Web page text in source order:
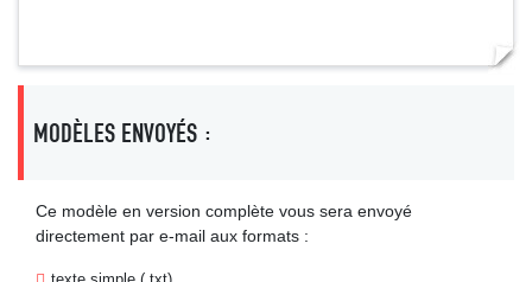
MODÈLES ENVOYÉS :
Ce modèle en version complète vous sera envoyé
directement par e-mail aux formats :